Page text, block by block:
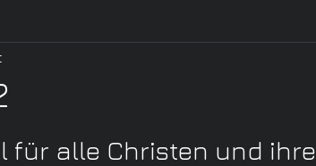
für alle Christen und ihre